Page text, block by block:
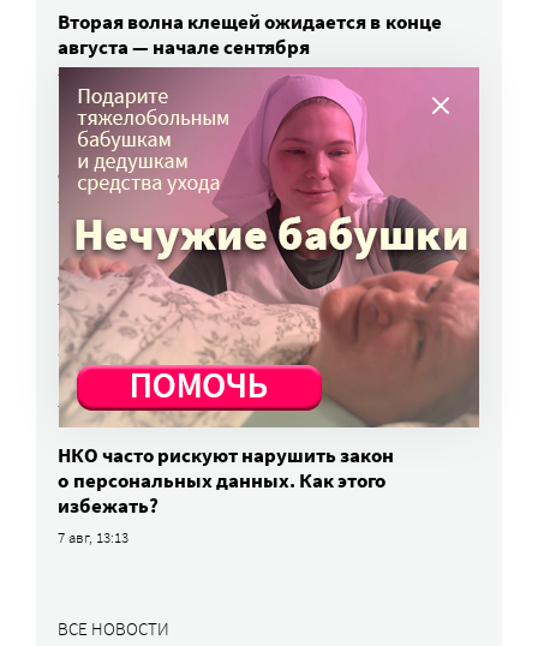
Вторая волна клещей ожидается в конце
августа — начале сентября
7 авг, 19:25
Родных, которые могут взять ребенка
из проблемной семьи, предлагают искать
с полицией
7 авг, 17:06
Родителей детей-инвалидов просят пройти
опрос о трудоустройстве
7 авг, 15:34
«Энхерту» от рака груди включили
в перечень жизненно важных препаратов
7 авг, 15:15
НКО часто рискуют нарушить закон
о персональных данных. Как этого
избежать?
7 авг, 13:13
ВСЕ НОВОСТИ